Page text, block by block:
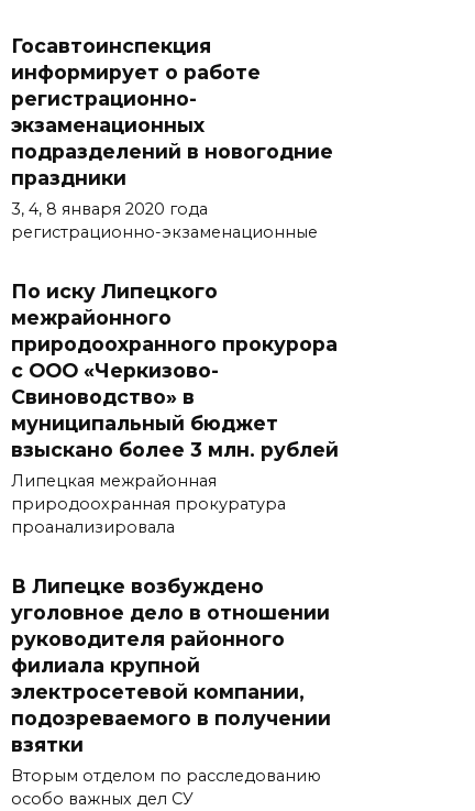
Госавтоинспекция
информирует о работе
регистрационно-
экзаменационных
подразделений в новогодние
праздники
3, 4, 8 января 2020 года
регистрационно-экзаменационные
По иску Липецкого
межрайонного
природоохранного прокурора
с ООО «Черкизово-
Свиноводство» в
муниципальный бюджет
взыскано более 3 млн. рублей
Липецкая межрайонная
природоохранная прокуратура
проанализировала
В Липецке возбуждено
уголовное дело в отношении
руководителя районного
филиала крупной
электросетевой компании,
подозреваемого в получении
взятки
Вторым отделом по расследованию
особо важных дел СУ